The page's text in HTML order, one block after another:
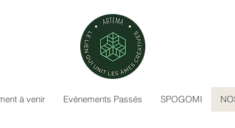
à venir Evénements Passés SPOGOMI